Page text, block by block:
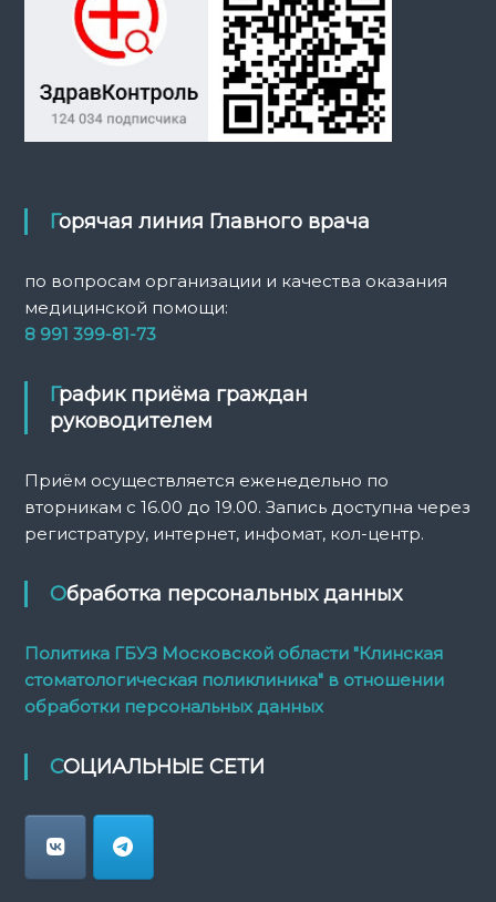
Горячая линия Главного врача
по вопросам организации и качества оказания
медицинской помощи:
8 991 399-81-73
График приёма граждан
руководителем
Приём осуществляется еженедельно по
вторникам с 16.00 до 19.00. Запись доступна через
регистратуру, интернет, инфомат, кол-центр.
Обработка персональных данных
Политика ГБУЗ Московской области "Клинская
стоматологическая поликлиника" в отношении
обработки персональных данных
СОЦИАЛЬНЫЕ СЕТИ